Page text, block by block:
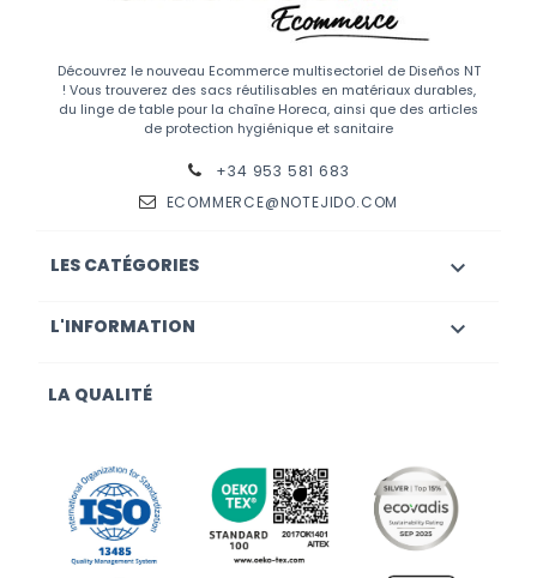
Découvrez le nouveau Ecommerce multisectoriel de Diseños NT
! Vous trouverez des sacs réutilisables en matériaux durables,
du linge de table pour la chaîne Horeca, ainsi que des articles
de protection hygiénique et sanitaire
+34 953 581 683
ECOMMERCE@NOTEJIDO.COM
LES CATÉGORIES 
L'INFORMATION 
LA QUALITÉ